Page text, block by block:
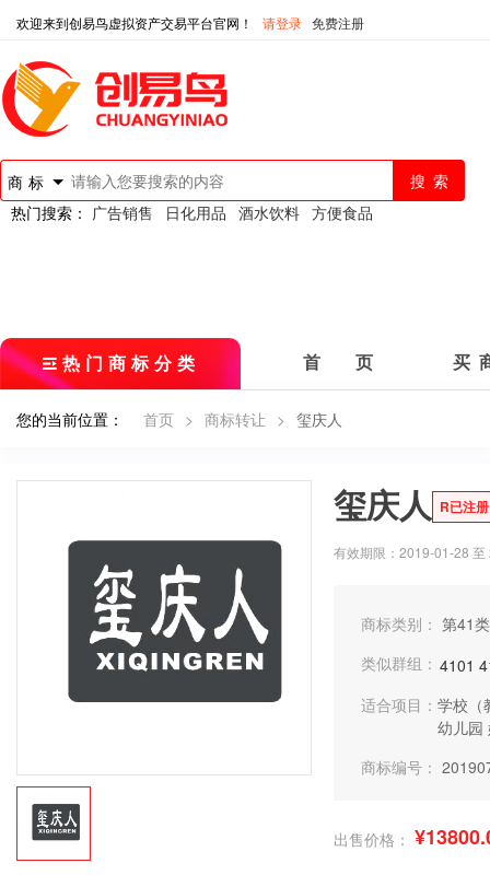
欢迎来到创易鸟虚拟资产交易平台官网！ 请登录 免费注册
商标
热门搜索： 广告销售 日化用品 酒水饮料 方便食品
热门商标分类 首 页 买
您的当前位置： 首页 > 商标转让 > 玺庆人
玺庆人 R已注册
有效期限：2019-01-28
商标类别： 第41
类似群组： 4101
适合项目： 学校（
幼儿园
商标编号：
出售价格：